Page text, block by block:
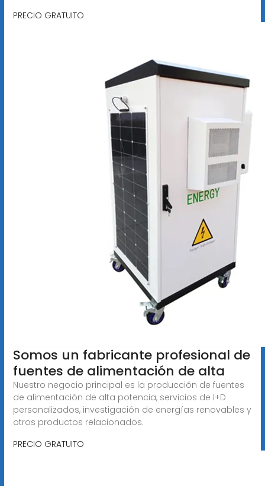
PRECIO GRATUITO
Somos un fabricante profesional de
fuentes de alimentación de alta
Nuestro negocio principal es la producción de fuentes
de alimentación de alta potencia, servicios de I+D
personalizados, investigación de energías renovables y
otros productos relacionados.
PRECIO GRATUITO